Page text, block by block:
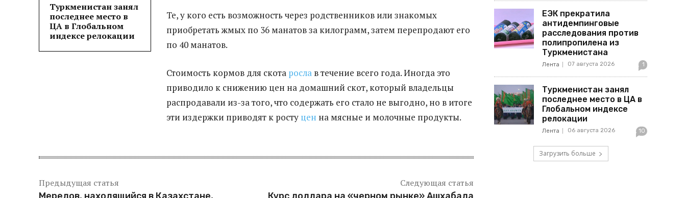
Туркменистан занял
последнее место в
ЦА в Глобальном
индексе релокации
Те, у кого есть возможность через родственников или знакомых
приобретать жмых по 36 манатов за килограмм, затем перепродают его
по 40 манатов.
Стоимость кормов для скота росла в течение всего года. Иногда это
приводило к снижению цен на домашний скот, который владельцы
распродавали из-за того, что содержать его стало не выгодно, но в итоге
эти издержки приводят к росту цен на мясные и молочные продукты.
Предыдущая статья
Следующая статья
ЕЭК прекратила
антидемпинговые
расследования против
полипропилена из
Туркменистана
Лента 07 августа 2026 1
Туркменистан занял
последнее место в ЦА в
Глобальном индексе
релокации
Лента 06 августа 2026 10
Загрузить больше